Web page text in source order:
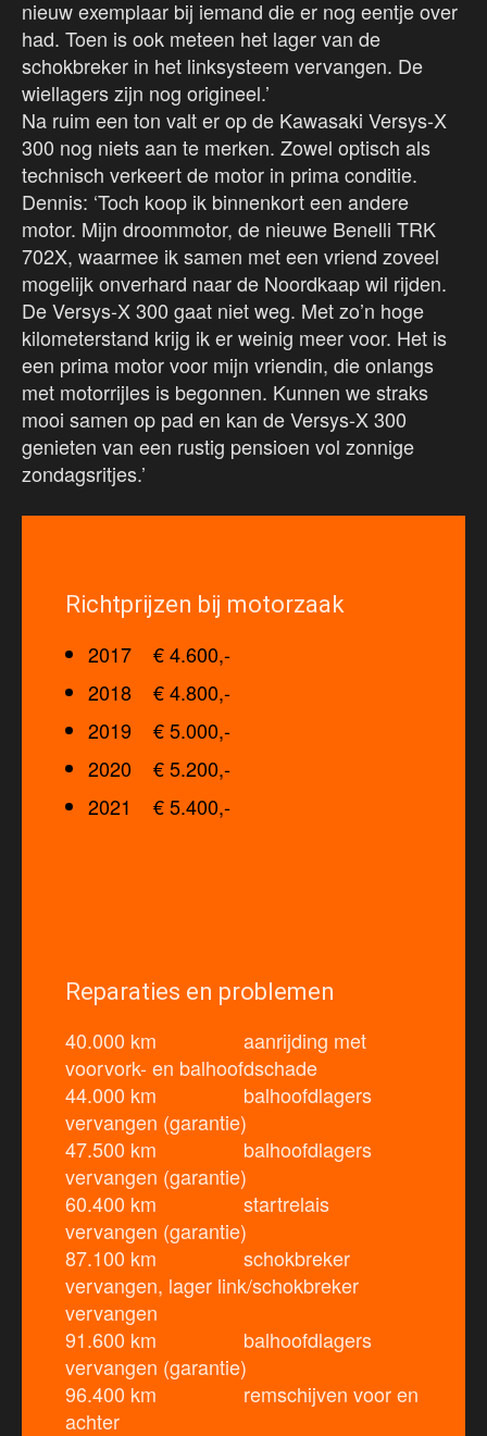
nieuw exemplaar bij iemand die er nog eentje over
had. Toen is ook meteen het lager van de
schokbreker in het linksysteem vervangen. De
wiellagers zijn nog origineel.’
Na ruim een ton valt er op de Kawasaki Versys-X
300 nog niets aan te merken. Zowel optisch als
technisch verkeert de motor in prima conditie.
Dennis: ‘Toch koop ik binnenkort een andere
motor. Mijn droommotor, de nieuwe Benelli TRK
702X, waarmee ik samen met een vriend zoveel
mogelijk onverhard naar de Noordkaap wil rijden.
De Versys-X 300 gaat niet weg. Met zo’n hoge
kilometerstand krijg ik er weinig meer voor. Het is
een prima motor voor mijn vriendin, die onlangs
met motorrijles is begonnen. Kunnen we straks
mooi samen op pad en kan de Versys-X 300
genieten van een rustig pensioen vol zonnige
zondagsritjes.’
Richtprijzen bij motorzaak
2017 € 4.600,-
2018 € 4.800,-
2019 € 5.000,-
2020 € 5.200,-
2021 € 5.400,-
Reparaties en problemen
40.000 km aanrijding met
voorvork- en balhoofdschade
44.000 km balhoofdlagers
vervangen (garantie)
47.500 km balhoofdlagers
vervangen (garantie)
60.400 km startrelais
vervangen (garantie)
87.100 km schokbreker
vervangen, lager link/schokbreker
vervangen
91.600 km balhoofdlagers
vervangen (garantie)
96.400 km remschijven voor en
achter